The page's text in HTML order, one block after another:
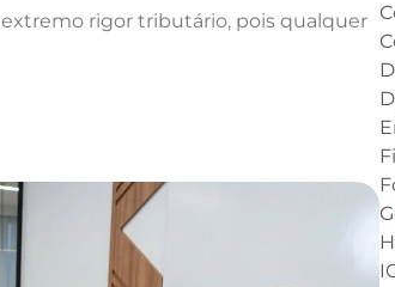
rigor tributário, pois qualquer